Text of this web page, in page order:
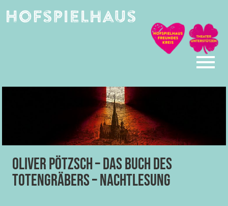
Oliver Pötzsch – Das Buch des
Totengräbers – Nachtlesung